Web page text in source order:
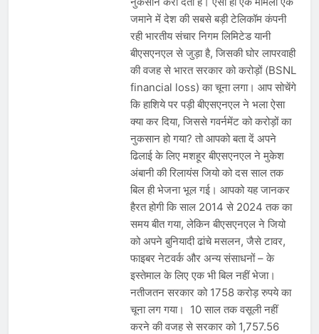
प्रदर्शन तेज़, PM आवास मार्च रोका गया,
सरकार से तीन बड़ी मांगें
August 5, 2026
सावन और आगामी त्योहारों को लेकर देशभर में
तैयारियाँ तेज़, सांस्कृतिक कार्यक्रमों और
धार्मिक आयोजनों की धूम
August 4, 2026
राष्ट्रीय हथकरघा दिवस की तैयारियाँ तेज़,
देशभर में विशेष कार्यक्रमों के जरिए भारतीय
बुनकरों और पारंपरिक वस्त्रों को मिलेगा बढ़ावा
जमाने में देश की सबसे बड़ी टेलिकॉम कंपनी
रही भारतीय संचार निगम लिमिटेड यानी
बीएसएनएल से जुड़ा है, जिसकी घोर लापरवाही
की वजह से भारत सरकार को करोड़ों (BSNL
financial loss) का चूना लगा। आप सोचेंगे
कि हाशिये पर पड़ी बीएसएनएल ने भला ऐसा
क्या कर दिया, जिससे गवर्नमेंट को करोड़ों का
नुकसान हो गया? तो आपको बता दें अपने
ढिलाई के लिए मशहूर बीएसएनएल ने मुकेश
अंबानी की रिलायंस जियो को दस साल तक
बिल ही भेजना भूल गई। आपको यह जानकर
हैरत होगी कि साल 2014 से 2024 तक का
समय बीत गया, लेकिन बीएसएनएल ने जियो
को अपने बुनियादी ढांचे मसलन, जैसे टावर,
फाइबर नेटवर्क और अन्य संसाधनों – के
इस्तेमाल के लिए एक भी बिल नहीं भेजा।
नतीजतन सरकार को 1758 करोड़ रुपये का
चूना लग गया। 10 साल तक वसूली नहीं
करने की वजह से सरकार को 1,757.56